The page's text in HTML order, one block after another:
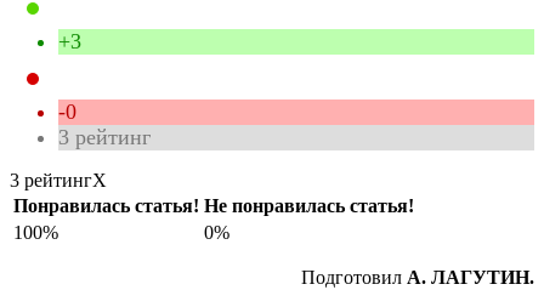
+3
-0
3 рейтинг
3 рейтингX
Понравилась статья! Не понравилась статья!
100%
0%
Подготовил А. ЛАГУТИН.